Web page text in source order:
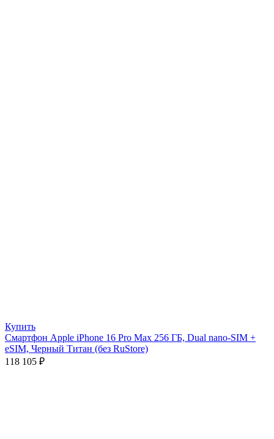
Купить
Смартфон Apple iPhone 16 Pro Max 256 ГБ, Dual nano-SIM +
eSIM, Черный Титан (без RuStore)
118 105 ₽